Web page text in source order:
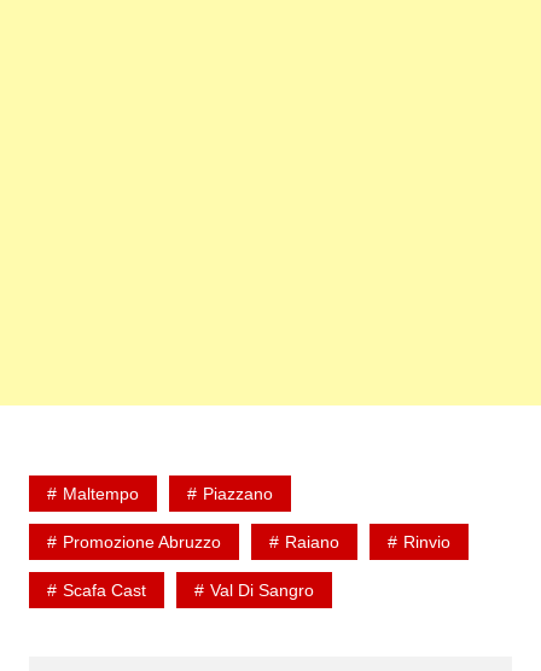
Maltempo Piazzano
Promozione Abruzzo Raiano Rinvio
Scafa Cast Val Di Sangro